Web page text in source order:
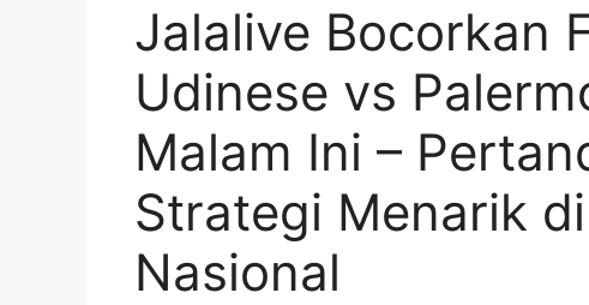
Jalalive Bocorkan
Udinese vs
Malam Ini –
Strategi Menarik
Nasional